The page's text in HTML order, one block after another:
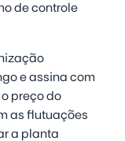
de controle
e assina com
preço do
as flutuações
a planta